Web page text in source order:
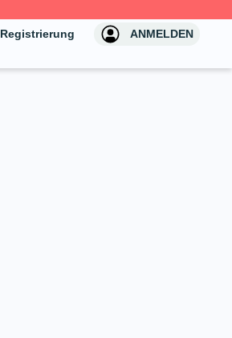
Registrierung ANMELDEN